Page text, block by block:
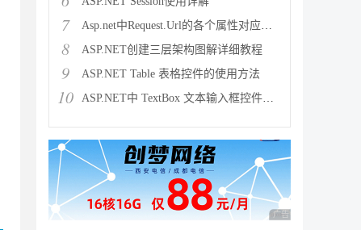
7 Asp.net中Request.Url的各个属性对应的意义介
8 ASP.NET创建三层架构图解详细教程
9 ASP.NET Table 表格控件的使用方法
10 ASP.NET中 TextBox 文本输入框控件的使用方法
广告 商业广告，理性